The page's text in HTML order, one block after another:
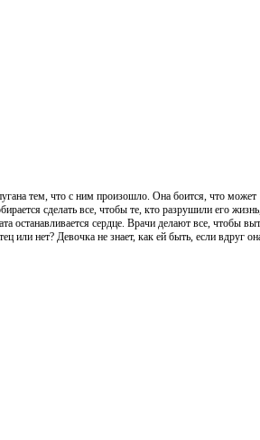
тем, что с ним произошло. Она боится, что может
сделать все, чтобы те, кто разрушили его
останавливается сердце. Врачи делают все, чтобы
или нет? Девочка не знает, как ей быть, если вдруг